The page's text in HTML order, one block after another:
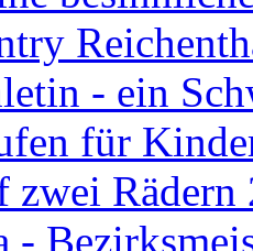
- ein
für
zwei Rädern
-